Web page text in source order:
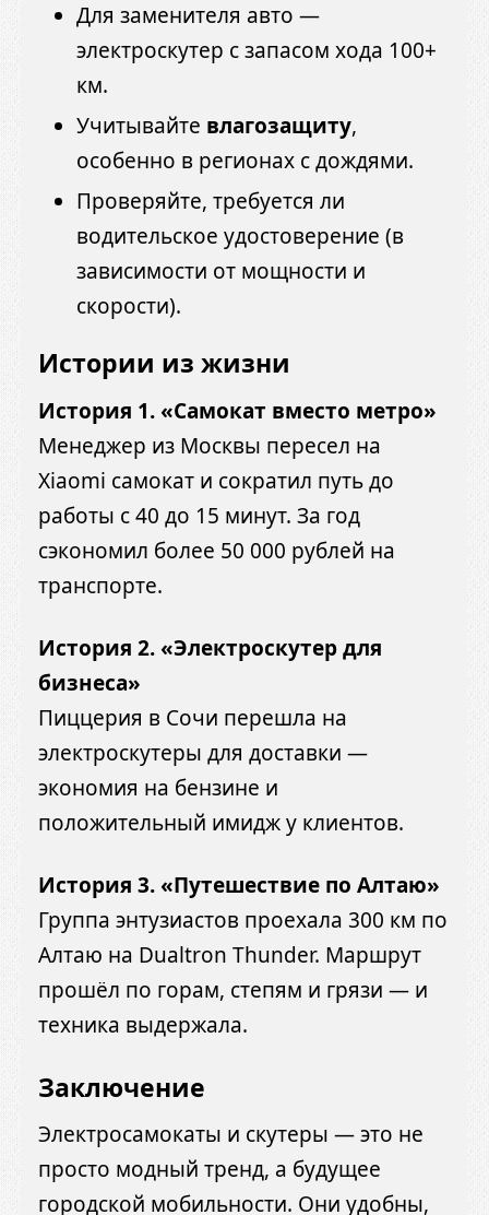
Для заменителя авто —
электроскутер с запасом хода 100+
км.
Учитывайте влагозащиту,
особенно в регионах с дождями.
Проверяйте, требуется ли
водительское удостоверение (в
зависимости от мощности и
скорости).
Истории из жизни
История 1. «Самокат вместо метро»
Менеджер из Москвы пересел на
Xiaomi самокат и сократил путь до
работы с 40 до 15 минут. За год
сэкономил более 50 000 рублей на
транспорте.
История 2. «Электроскутер для
бизнеса»
Пиццерия в Сочи перешла на
электроскутеры для доставки —
экономия на бензине и
положительный имидж у клиентов.
История 3. «Путешествие по Алтаю»
Группа энтузиастов проехала 300 км по
Алтаю на Dualtron Thunder. Маршрут
прошёл по горам, степям и грязи — и
техника выдержала.
Заключение
Электросамокаты и скутеры — это не
просто модный тренд, а будущее
городской мобильности. Они удобны,